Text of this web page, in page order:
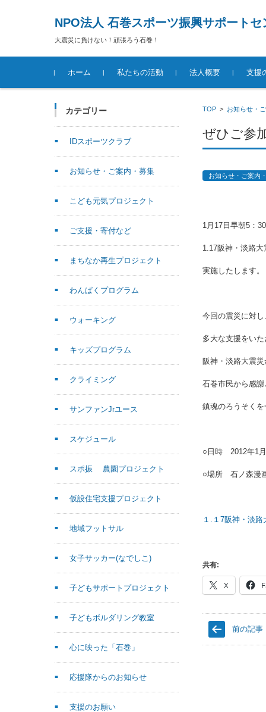
NPO法人 石巻スポーツ振興サポートセ
大震災に負けない！頑張ろう石巻！
コンテンツに移動
ホーム
私たちの活動 法人概要 支援
TOP> お知らせ・
ぜひご参
お知らせ・ご案内
1月17日早朝5：
1.17阪神・淡路
実施したします。
今回の震災に対
多大な支援をいた
阪神・淡路大震災
石巻市民から感謝
鎮魂のろうそくを
○日時 2012年1月
○場所 石ノ森漫
１.１7阪神・淡
共有:
X
前の記事
カテゴリー
IDスポーツクラブ
お知らせ・ご案内・募集
こども元気プロジェクト
ご支援・寄付など
まちなか再生プロジェクト
わんぱくプログラム
ウォーキング
キッズプログラム
クライミング
サンファンJrユース
スケジュール
スポ振 農園プロジェクト
仮設住宅支援プロジェクト
地域フットサル
女子サッカー(なでしこ)
子どもサポートプロジェクト
子どもボルダリング教室
心に映った「石巻」
応援隊からのお知らせ
支援のお願い